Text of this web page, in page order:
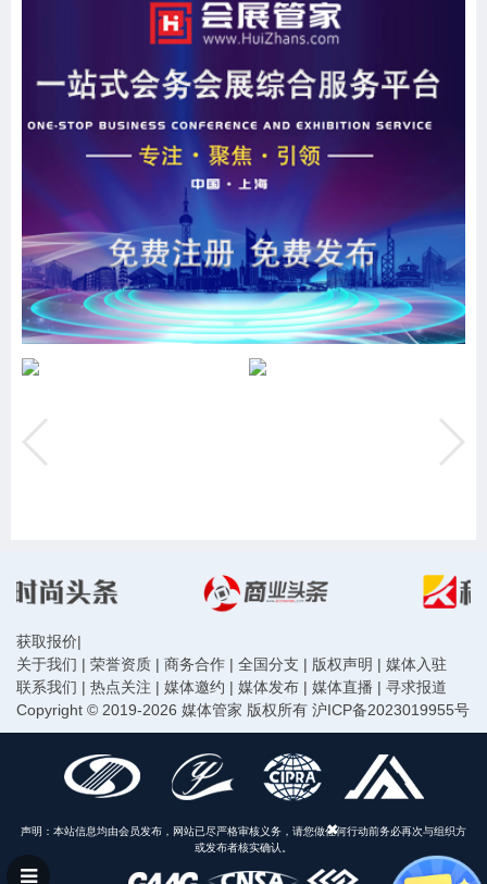
获取报价|
关于我们 | 荣誉资质 | 商务合作 | 全国分支 | 版权声明 | 媒体入驻
联系我们 | 热点关注 | 媒体邀约 | 媒体发布 | 媒体直播 | 寻求报道
Copyright © 2019-2026 媒体管家 版权所有 沪ICP备2023019955号
声明：本站信息均由会员发布，网站已尽严格审核义务，请您做任何行动前务必再次与组织方
或发布者核实确认。